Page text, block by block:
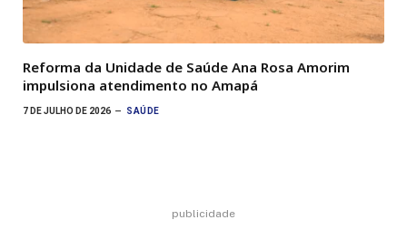
Reforma da Unidade de Saúde Ana Rosa Amorim
impulsiona atendimento no Amapá
7 DE JULHO DE 2026 SAÚDE
publicidade